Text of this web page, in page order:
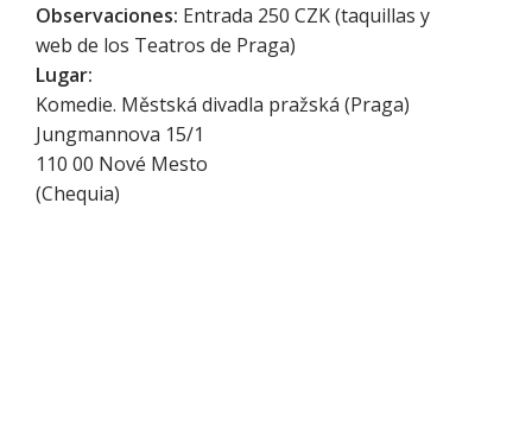
Observaciones: Entrada 250 CZK (taquillas y
web de los Teatros de Praga)
Lugar:
Komedie. Městská divadla pražská (Praga)
Jungmannova 15/1
110 00 Nové Mesto
(Chequia)